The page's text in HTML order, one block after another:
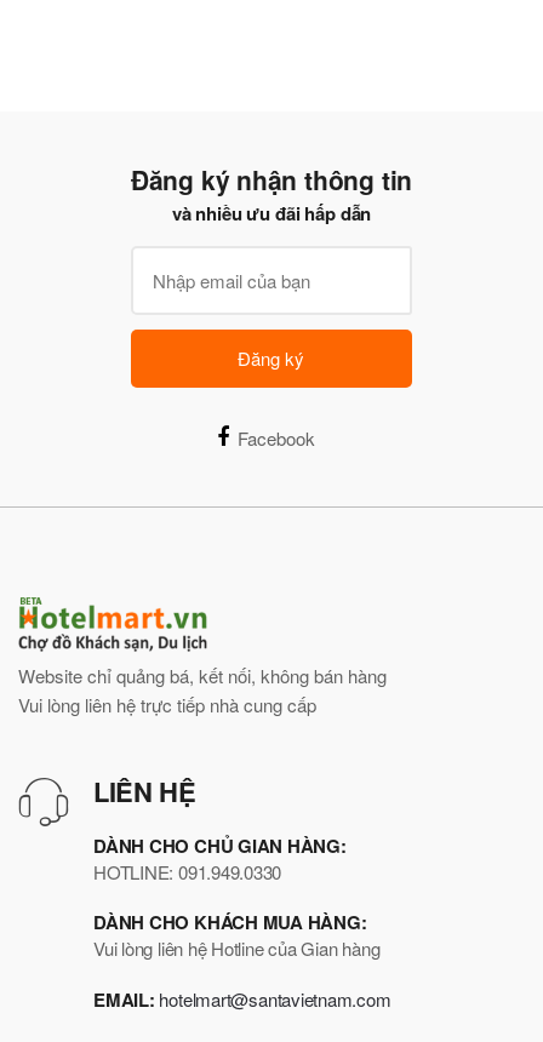
Đăng ký nhận thông tin
và nhiều ưu đãi hấp dẫn
Đăng ký
Facebook
Website chỉ quảng bá, kết nối, không bán hàng
Vui lòng liên hệ trực tiếp nhà cung cấp
LIÊN HỆ
DÀNH CHO CHỦ GIAN HÀNG:
HOTLINE: 091.949.0330
DÀNH CHO KHÁCH MUA HÀNG:
Vui lòng liên hệ Hotline của Gian hàng
EMAIL: hotelmart@santavietnam.com